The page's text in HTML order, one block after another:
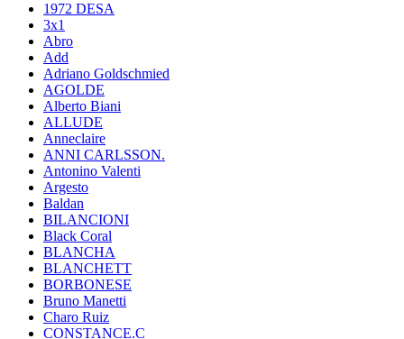
1972 DESA
3x1
Abro
Add
Adriano Goldschmied
AGOLDE
Alberto Biani
ALLUDE
Anneclaire
ANNI CARLSSON.
Antonino Valenti
Argesto
Baldan
BILANCIONI
Black Coral
BLANCHA
BLANCHETT
BORBONESE
Bruno Manetti
Charo Ruiz
CONSTANCE.C